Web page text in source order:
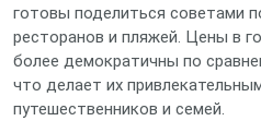
готовы поделиться советами
ресторанов и пляжей. Цены в
более демократичны по
что делает их
путешественников и семей.